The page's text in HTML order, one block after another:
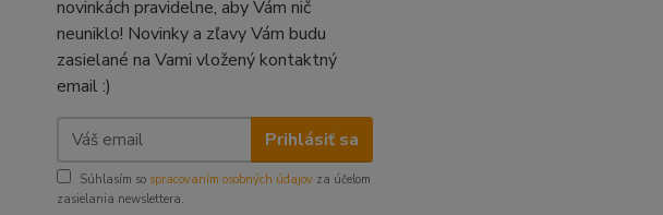
novinkách pravidelne, aby Vám nič
neuniklo! Novinky a zľavy Vám budu
zasielané na Vami vložený kontaktný
email :)
Prihlásiť sa
Súhlasím so spracovaním osobných údajov za účelom
zasielania newslettera.